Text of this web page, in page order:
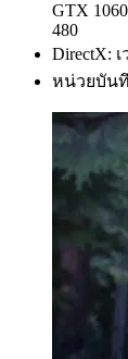
GTX
480
DirectX:
หน่วยบัน